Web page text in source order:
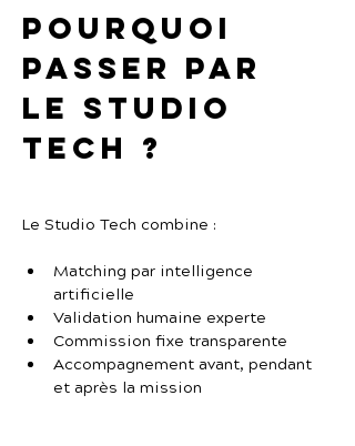
Pourquoi
passer par
Le Studio
Tech ?
Le Studio Tech combine :
Matching par intelligence
artificielle
Validation humaine experte
Commission fixe transparente
Accompagnement avant, pendant
et après la mission